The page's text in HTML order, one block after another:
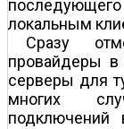
локальным
Сразу
провайдеры в
серверы для
многих
подключений